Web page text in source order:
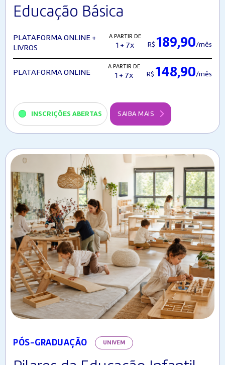
Educação Básica
PLATAFORMA ONLINE +
LIVROS
A PARTIR DE
1 + 7x R$ 189,90/mês
PLATAFORMA ONLINE
A PARTIR DE
1 + 7x R$ 148,90/mês
INSCRIÇÕES ABERTAS SAIBA MAIS
PÓS-GRADUAÇÃO UNIVEM